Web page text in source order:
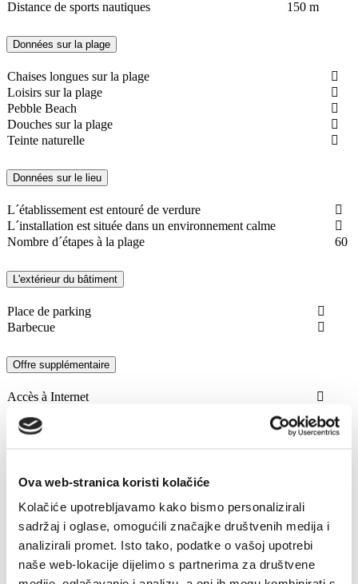
Ova web-stranica koristi kolačiće
Kolačiće upotrebljavamo kako bismo personalizirali
sadržaj i oglase, omogućili značajke društvenih medija i
analizirali promet. Isto tako, podatke o vašoj upotrebi
naše web-lokacije dijelimo s partnerima za društvene
Distance de sports nautiques
150 m
Données sur la plage
Chaises longues sur la plage
Loisirs sur la plage
Pebble Beach
Douches sur la plage
Teinte naturelle
Données sur le lieu
L´établissement est entouré de verdure
L´installation est située dans un environnement calme
Nombre d´étapes à la plage
60
L'extérieur du bâtiment
Place de parking
Barbecue
Offre supplémentaire
Accès à Internet
rez de chaussée
voir
mer
surface
30 m2
Chambres
1
Personnes
équipement
Terrasse